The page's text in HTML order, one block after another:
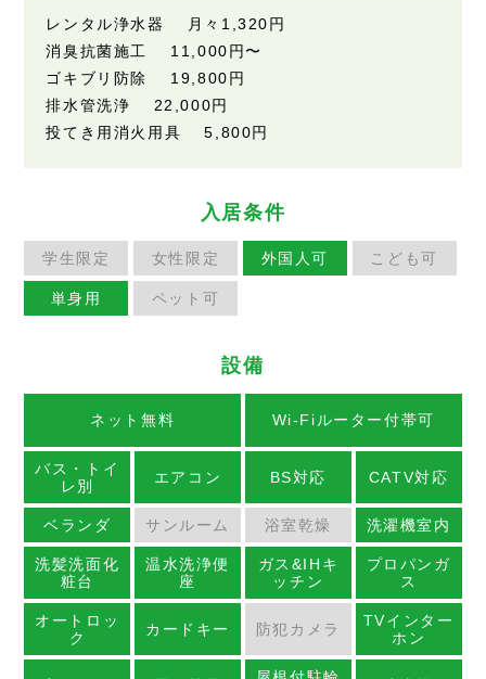
レンタル浄水器 月々1,320円
消臭抗菌施工 11,000円〜
ゴキブリ防除 19,800円
排水管洗浄 22,000円
投てき用消火用具 5,800円
入居条件
学生限定 女性限定 外国人可 こども可
単身用 ペット可
設備
ネット無料 Wi-Fiルーター付帯可
バス・トイ
レ別
エアコン BS対応 CATV対応
ベランダ サンルーム 浴室乾燥 洗濯機室内
洗髪洗面化
粧台
温水洗浄便
座
ガス&IHキ
ッチン
プロパンガ
ス
オートロッ
ク
カードキー 防犯カメラ
TVインター
ホン